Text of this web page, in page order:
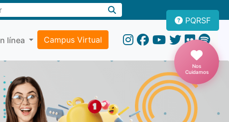
línea Campus Virtual
PQRSF
Nos
Cuidamos